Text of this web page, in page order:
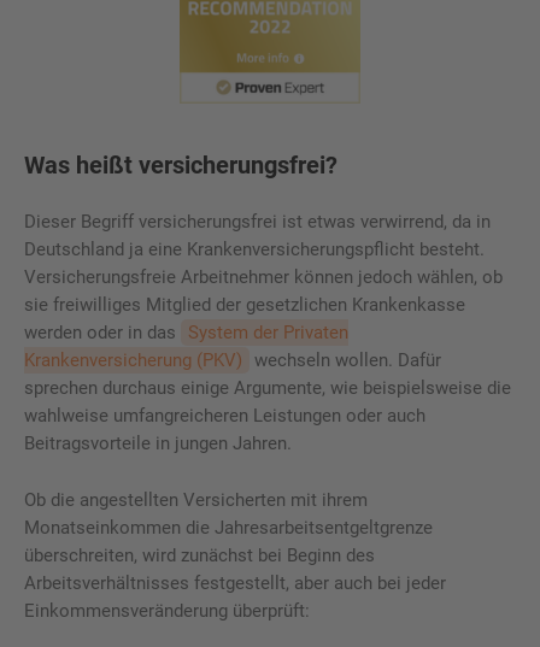
Was heißt versicherungsfrei?
Dieser Begriff versicherungsfrei ist etwas verwirrend, da in
Deutschland ja eine Krankenversicherungspflicht besteht.
Versicherungsfreie Arbeitnehmer können jedoch wählen, ob
sie freiwilliges Mitglied der gesetzlichen Krankenkasse
werden oder in das
System der Privaten
Krankenversicherung (PKV)
wechseln wollen. Dafür
sprechen durchaus einige Argumente, wie beispielsweise die
wahlweise umfangreicheren Leistungen oder auch
Beitragsvorteile in jungen Jahren.
Ob die angestellten Versicherten mit ihrem
Monatseinkommen die Jahresarbeitsentgeltgrenze
überschreiten, wird zunächst bei Beginn des
Arbeitsverhältnisses festgestellt, aber auch bei jeder
Einkommensveränderung überprüft: